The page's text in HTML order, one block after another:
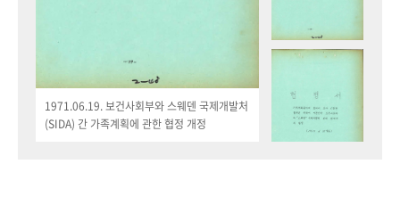
1971.06.19. 보건사회부와 스웨덴 국제개발처
(SIDA) 간 가족계획에 관한 협정 개정